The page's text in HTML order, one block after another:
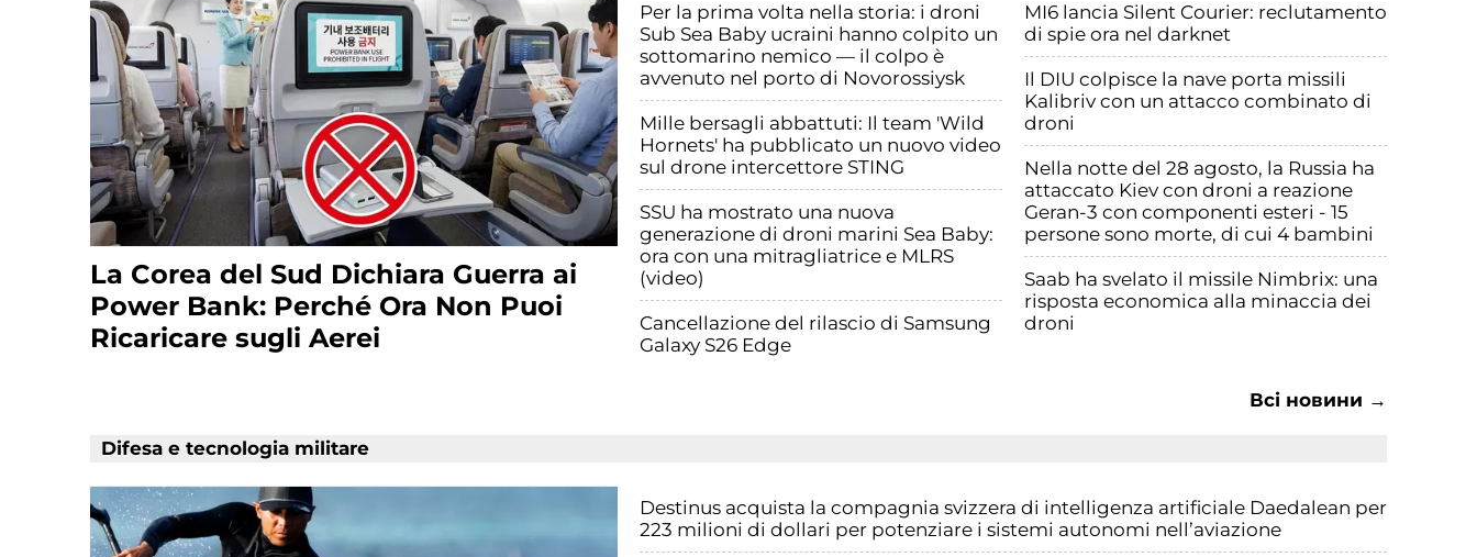
La Corea del Sud Dichiara Guerra ai
Power Bank: Perché Ora Non Puoi
Ricaricare sugli Aerei
Per la prima volta nella storia: i droni
Sub Sea Baby ucraini hanno colpito un
sottomarino nemico — il colpo è
avvenuto nel porto di Novorossiysk
Mille bersagli abbattuti: Il team 'Wild
Hornets' ha pubblicato un nuovo video
sul drone intercettore STING
SSU ha mostrato una nuova
generazione di droni marini Sea Baby:
ora con una mitragliatrice e MLRS
(video)
Cancellazione del rilascio di Samsung
Galaxy S26 Edge
MI6 lancia Silent Courier: reclutamento
di spie ora nel darknet
Il DIU colpisce la nave porta missili
Kalibriv con un attacco combinato di
droni
Nella notte del 28 agosto, la Russia ha
attaccato Kiev con droni a reazione
Geran-3 con componenti esteri - 15
persone sono morte, di cui 4 bambini
Saab ha svelato il missile Nimbrix: una
risposta economica alla minaccia dei
droni
Всі новини →
Difesa e tecnologia militare
Destinus acquista la compagnia svizzera di intelligenza artificiale Daedalean per
223 milioni di dollari per potenziare i sistemi autonomi nell’aviazione